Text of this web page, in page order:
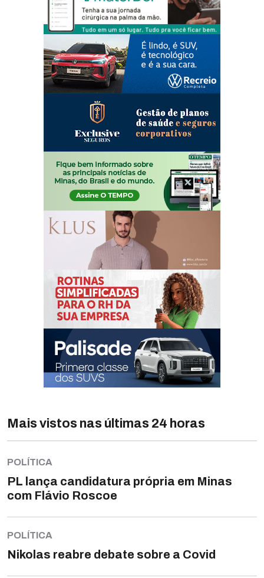
Mais vistos nas últimas 24 horas
POLÍTICA
PL lança candidatura própria em Minas
com Flávio Roscoe
POLÍTICA
Nikolas reabre debate sobre a Covid